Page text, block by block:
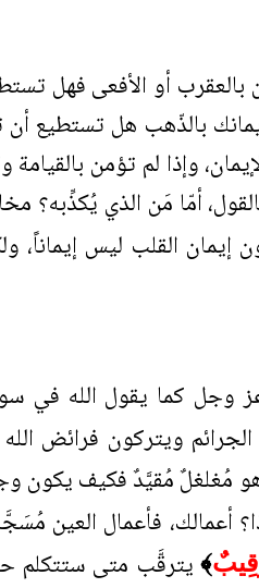
بالعقرب أو الأفعى فهل
بالذّهب هل تستطيع
وإذا لم تؤمن بالقيامة
أمّا مَن الذي يُكذِّبه؟
إيمان القلب ليس إيماناً،
وجل كما يقول الله في
ويتركون فرائض
وهو مُغلغلٌ مُقيَّدٌ فكيف يكون
أعمالك، فأعمال العين
﴾ يترقَّب متى ستتكلم